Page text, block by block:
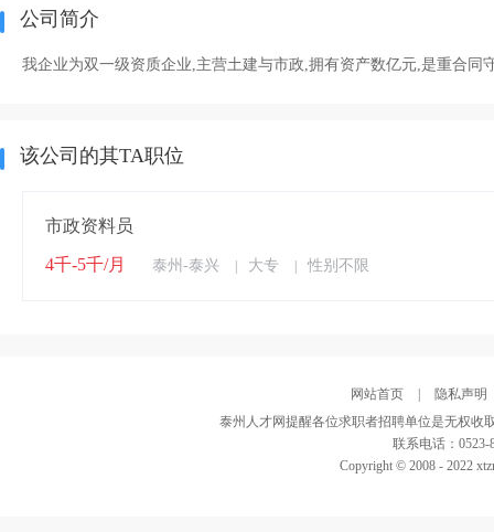
公司简介
我企业为双一级资质企业,主营土建与市政,拥有资产数亿元,是重合同
该公司的其TA职位
市政资料员
4千-5千/月 泰州-泰兴 大专 性别不限
网站首页
隐私声明
泰州人才网提醒各位求职者招聘单位是无权收
联系电话：0523-
Copyright © 2008 - 2022